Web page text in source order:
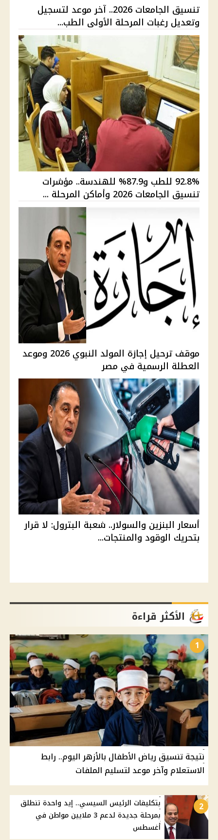
تنسيق الجامعات 2026.. آخر موعد لتسجيل
وتعديل رغبات المرحلة الأولى الطب...
92.8% للطب و87.9% للهندسة.. مؤشرات
تنسيق الجامعات 2026 وأماكن المرحلة ...
موقف ترحيل إجازة المولد النبوي 2026 وموعد
العطلة الرسمية في مصر
أسعار البنزين والسولار.. شعبة البترول: لا قرار
بتحريك الوقود والمنتجات...
الأكثر قراءة
1
نتيجة تنسيق رياض الأطفال بالأزهر اليوم.. رابط
الاستعلام وآخر موعد لتسليم الملفات
2
بتكليفات الرئيس السيسي.. إيد واحدة تنطلق
بمرحلة جديدة لدعم 3 ملايين مواطن في
أغسطس